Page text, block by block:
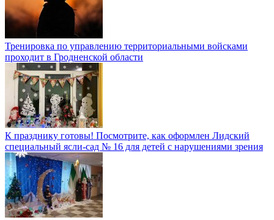
Тренировка по управлению территориальными войсками
проходит в Гродненской области
К празднику готовы! Посмотрите, как оформлен Лидский
специальный ясли-сад № 16 для детей с нарушениями зрения